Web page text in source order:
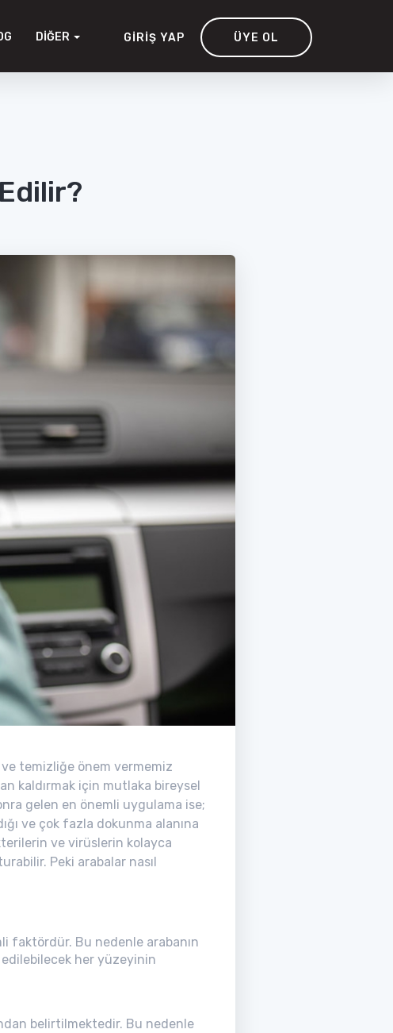
DIĞER GIRIŞ YAP ÜYE OL
temizliğe önem vermemiz
kaldırmak için mutlaka bireysel
gelen en önemli uygulama ise;
ve çok fazla dokunma alanına
ve virüslerin kolayca
Peki arabalar nasıl
faktördür. Bu nedenle arabanın
her yüzeyinin
belirtilmektedir. Bu nedenle